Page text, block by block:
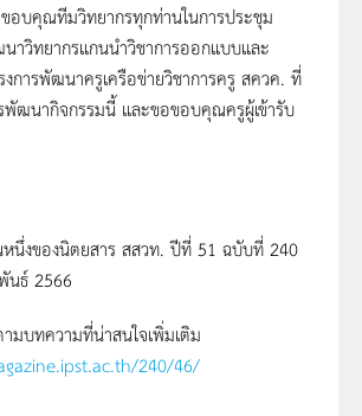
ณทีมวิทยากรทุกท่านในการประชุม
าวิทยากรแกนนำวิชาการออกแบบและ
งการพัฒนาครูเครือข่ายวิชาการครู สควค. ที่
พัฒนากิจกรรมนี้ และขอขอบคุณครูผู้เข้ารับ
นึ่งของนิตยสาร สสวท. ปีที่ 51 ฉบับที่ 240
นธ์ 2566
มบทความที่น่าสนใจเพิ่มเติม
240/46/